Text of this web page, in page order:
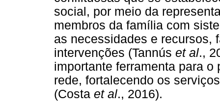
social, por meio da
membros da família com
as necessidades e recursos,
intervenções (Tannús et al.,
importante ferramenta para
rede, fortalecendo os
(Costa et al., 2016).